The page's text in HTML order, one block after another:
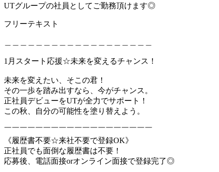
UTグループの社員としてご勤務頂けます◎
フリーテキスト
1月スタート応援☆未来を変えるチャンス！
未来を変えたい、そこの君！
その一歩を踏み出すなら、今がチャンス。
正社員デビューをUTが全力でサポート！
この秋、自分の可能性を塗り替えよう。
￣￣￣￣￣￣￣￣￣￣￣￣￣￣￣￣￣￣￣
《履歴書不要☆来社不要で登録OK》
正社員でも面倒な履歴書は不要！
応募後、電話面接orオンライン面接で登録完了◎